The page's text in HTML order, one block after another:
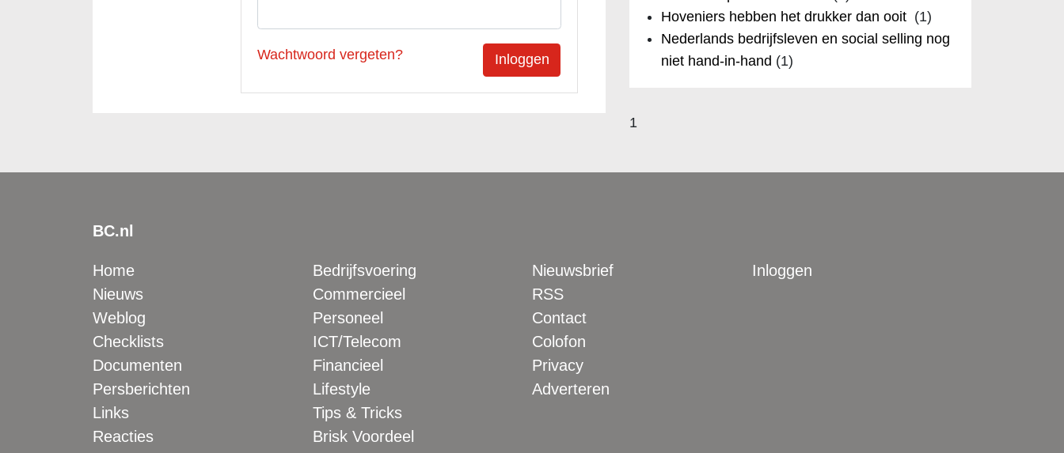
Wachtwoord vergeten?
Hoveniers hebben het drukker dan ooit (1)
Nederlands bedrijfsleven en social selling nog
niet hand-in-hand (1)
1
BC.nl
Home
Nieuws
Weblog
Checklists
Documenten
Persberichten
Links
Reacties
Bedrijfsvoering
Commercieel
Personeel
ICT/Telecom
Financieel
Lifestyle
Tips & Tricks
Brisk Voordeel
Nieuwsbrief
RSS
Contact
Colofon
Privacy
Adverteren
Inloggen